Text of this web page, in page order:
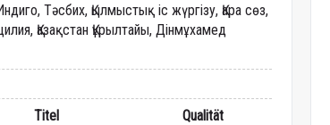
Тәсбих, Қылмыстық іс жүргізу, Қара сөз,
Қазақстан Құрылтайы, Дінмұхамед
Titel
Qualität